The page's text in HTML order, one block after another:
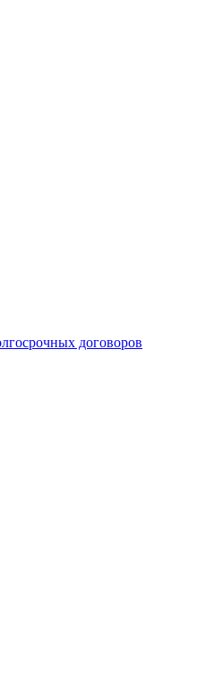
договоров